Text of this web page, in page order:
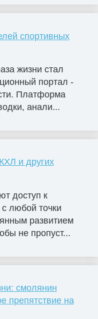
спортивных
жизни стал
портал -
Платформа
анали...
и других
доступ к
любой точки
развитием
не пропуст...
смолянин
препятствие на